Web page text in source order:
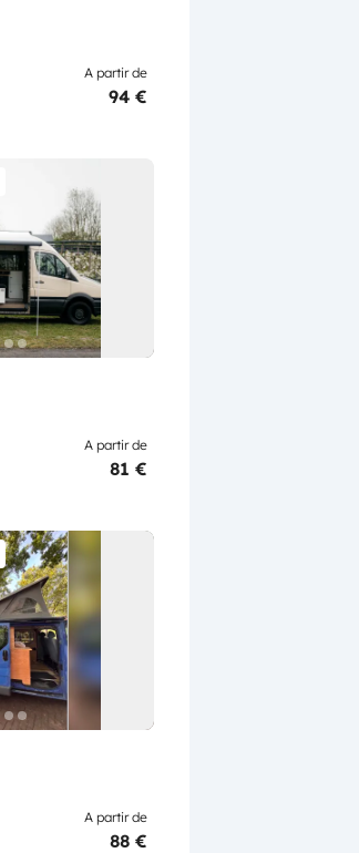
A partir de
94 €
A partir de
81 €
A partir de
88 €